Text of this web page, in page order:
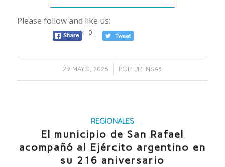
Please follow and like us:
0
29 MAYO, 2026
/ POR PRENSA3
REGIONALES
El municipio de San Rafael
acompañó al Ejército argentino en
su 216 aniversario